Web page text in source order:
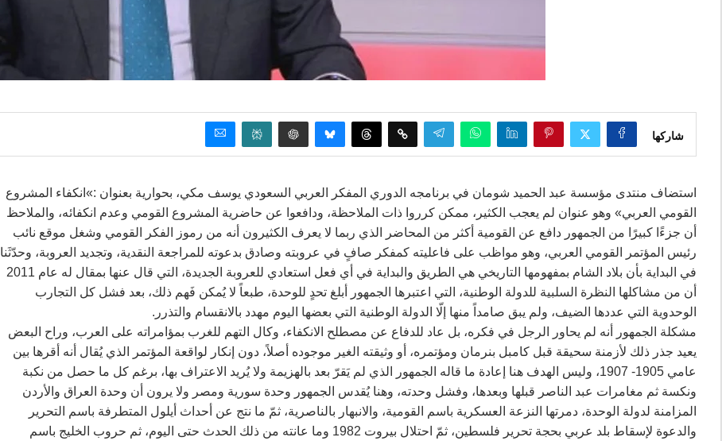
شاركها
استضاف منتدى مؤسسة عبد الحميد شومان في برنامجه الدوري المفكر العربي السعودي يوسف مكي، بحوارية بعنوان :»انكفاء المشروع
القومي العربي» وهو عنوان لم يعجب الكثير، ممكن كرروا ذات الملاحظة، ودافعوا عن حاضرية المشروع القومي وعدم انكفائه، والملاحظ
أن جزءًا كبيرًا من الجمهور دافع عن القومية أكثر من المحاضر الذي ربما لا يعرف الكثيرون أنه من رموز الفكر القومي وشغل موقع نائب
رئيس المؤتمر القومي العربي، وهو مواظب على فاعليته كمفكر صافٍ في عروبته وصادق بدعوته للمراجعة النقدية، وتجديد العروبة، وحدّثَنا
في البداية بأن بلاد الشام بمفهومها التاريخي هي الطريق والبداية في أي فعل استعادي للعروبة الجديدة، التي قال عنها بمقال له عام 2011
أن من مشاكلها النظرة السلبية للدولة الوطنية، التي اعتبرها الجمهور أبلغ تحدٍ للوحدة، طبعاً لا يُمكن فَهم ذلك، بعد فشل كل التجارب
الوحدوية التي عددها الضيف، ولم يبق صامداً منها إلّا الدولة الوطنية التي بعضها اليوم مهدد بالانقسام والتذرر.
مشكلة الجمهور أنه لم يحاور الرجل في فكره، بل عاد للدفاع عن مصطلح الانكفاء، وكال التهم للغرب بمؤامراته على العرب، وراح البعض
يعيد جذر ذلك لأزمنة سحيقة قبل كامبل بنرمان ومؤتمره، أو وثيقته الغير موجوده أصلاً، دون إنكار لواقعة المؤتمر الذي يُقال أنه أقرها بين
عامي 1905- 1907، وليس الهدف هنا إعادة ما قاله الجمهور الذي لم يَقرّ بعد بالهزيمة ولا يُريد الاعتراف بها، برغم كل ما حصل من نكبة
ونكسة ثم مغامرات عبد الناصر قبلها وبعدها، وفشل وحدته، وهنا يُقدس الجمهور وحدة سورية ومصر ولا يرون أن وحدة العراق والأردن
المزامنة لدولة الوحدة، دمرتها النزعة العسكرية باسم القومية، والانبهار بالناصرية، ثمّ ما نتج عن أحداث أيلول المتطرفة باسم التحرير
والدعوة لإسقاط بلد عربي بحجة تحرير فلسطين، ثمّ احتلال بيروت 1982 وما عانته من ذلك الحدث حتى اليوم، ثم حروب الخليج باسم